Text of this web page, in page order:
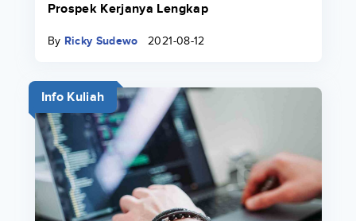
Prospek Kerjanya Lengkap
By Ricky Sudewo 2021-08-12
Info Kuliah